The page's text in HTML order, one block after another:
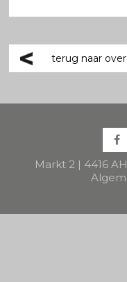
terug naar
Markt 2 | 4416